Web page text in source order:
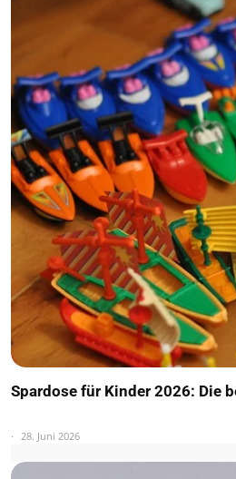
Spardose für Kinder 2026: Die
28. Juni 2026